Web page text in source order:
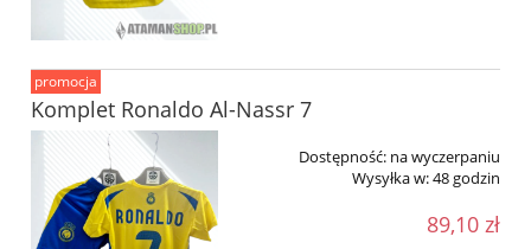
Komplet Ronaldo Al-Nassr 7
Dostępność: na wyczerpaniu
Wysyłka w:48 godzin
89,10 zł
promocja